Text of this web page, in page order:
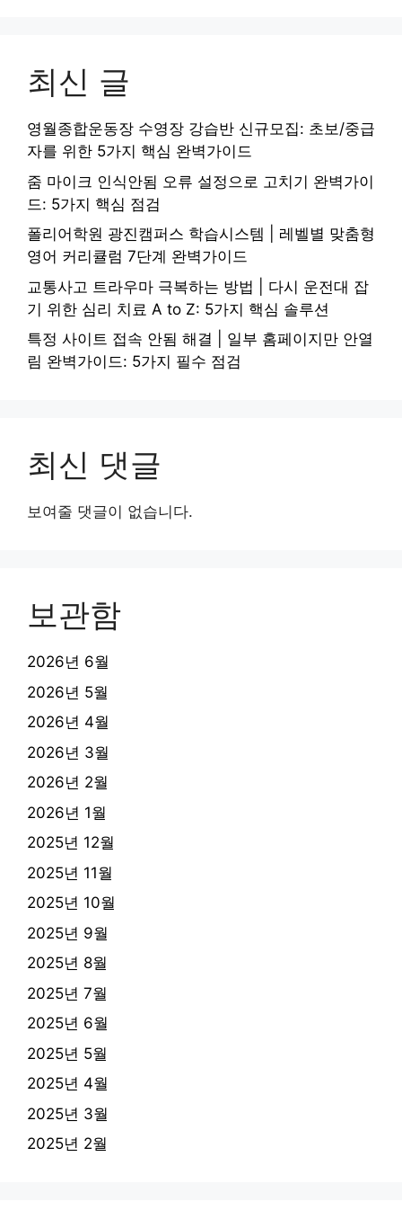
최신 글
영월종합운동장 수영장 강습반 신규모집: 초보/중급
자를 위한 5가지 핵심 완벽가이드
줌 마이크 인식안됨 오류 설정으로 고치기 완벽가이
드: 5가지 핵심 점검
폴리어학원 광진캠퍼스 학습시스템 | 레벨별 맞춤형
영어 커리큘럼 7단계 완벽가이드
교통사고 트라우마 극복하는 방법 | 다시 운전대 잡
기 위한 심리 치료 A to Z: 5가지 핵심 솔루션
특정 사이트 접속 안됨 해결 | 일부 홈페이지만 안열
림 완벽가이드: 5가지 필수 점검
최신 댓글
보여줄 댓글이 없습니다.
보관함
2026년 6월
2026년 5월
2026년 4월
2026년 3월
2026년 2월
2026년 1월
2025년 12월
2025년 11월
2025년 10월
2025년 9월
2025년 8월
2025년 7월
2025년 6월
2025년 5월
2025년 4월
2025년 3월
2025년 2월